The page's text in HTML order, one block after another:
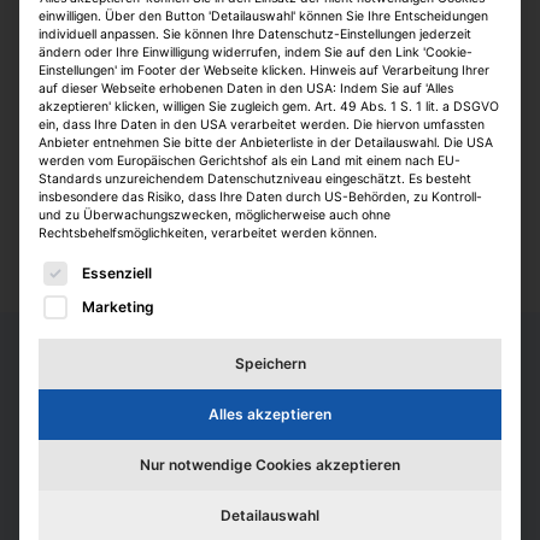
Strukturen. Wir verstehen den Markt und
spüren neue Chancen auf. Wir sind Strategen,
die anpacken können und stehen zuverlässig
an der Seite unserer Partner. Wenn Sie/Du uns
kennenlernen wollen/willst, freuen wir uns
darauf, Sie/Dich beim IZ-Karriereforum zu
treffen.
einwilligen. Über den Button 'Detailauswahl' können Sie Ihre Entscheidungen
individuell anpassen. Sie können Ihre Datenschutz-Einstellungen jederzeit
ändern oder Ihre Einwilligung widerrufen, indem Sie auf den Link 'Cookie-
Einstellungen' im Footer der Webseite klicken. Hinweis auf Verarbeitung Ihrer
auf dieser Webseite erhobenen Daten in den USA: Indem Sie auf 'Alles
akzeptieren' klicken, willigen Sie zugleich gem. Art. 49 Abs. 1 S. 1 lit. a DSGVO
ein, dass Ihre Daten in den USA verarbeitet werden. Die hiervon umfassten
Anbieter entnehmen Sie bitte der Anbieterliste in der Detailauswahl. Die USA
werden vom Europäischen Gerichtshof als ein Land mit einem nach EU-
Standards unzureichendem Datenschutzniveau eingeschätzt. Es besteht
insbesondere das Risiko, dass Ihre Daten durch US-Behörden, zu Kontroll-
und zu Überwachungszwecken, möglicherweise auch ohne
Rechtsbehelfsmöglichkeiten, verarbeitet werden können.
Es folgt eine Liste der Service-Gruppen, für die eine
Essenziell
Marketing
Speichern
Alles akzeptieren
Nur notwendige Cookies akzeptieren
Detailauswahl